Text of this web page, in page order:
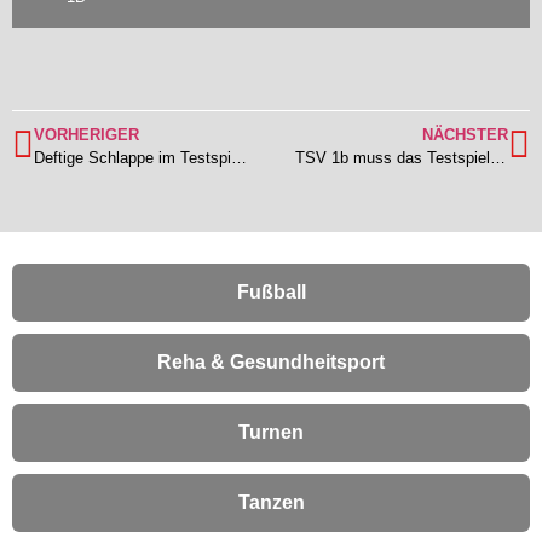
VORHERIGER
Deftige Schlappe im Testspiel gegen Gruppenligist TSV Höchst
NÄCHSTER
TSV 1b muss das Testspiel in Modau aufgrund von Personalmangel absagen
Fußball
Reha & Gesundheitsport
Turnen
Tanzen